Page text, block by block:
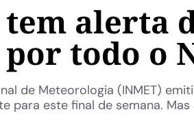
alerta
todo o
de Meteorologia (INMET)
para este final de semana.